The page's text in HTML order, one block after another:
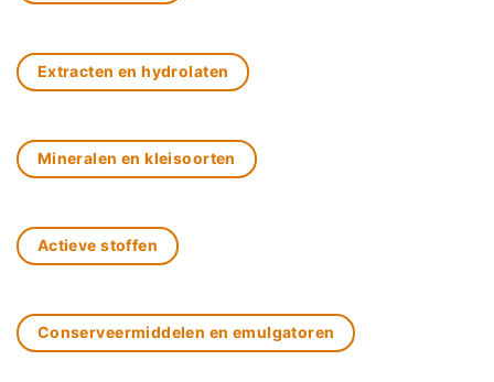
Extracten en hydrolaten
Mineralen en kleisoorten
Actieve stoffen
Conserveermiddelen en emulgatoren